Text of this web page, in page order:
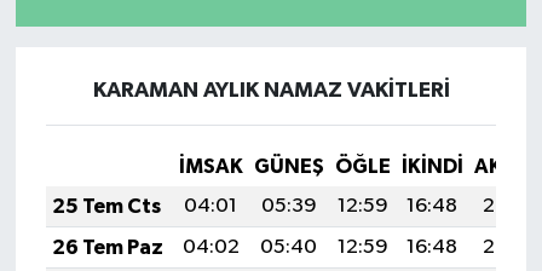
KARAMAN AYLIK NAMAZ VAKITLERI
İMSAK GÜNEŞ ÖĞLE İKINDI
25 Tem Cts
04:01 05:39 12:59 16:48
20:08
26 Tem Paz
04:02 05:40 12:59 16:48
20:08
SİVİL TOPLUM
SEÇİM 2014